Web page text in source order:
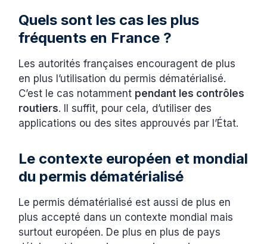
Quels sont les cas les plus
fréquents en France ?
Les autorités françaises encouragent de plus
en plus l’utilisation du permis dématérialisé.
C’est le cas notamment pendant les contrôles
routiers. Il suffit, pour cela, d’utiliser des
applications ou des sites approuvés par l’État.
Le contexte européen et mondial
du permis dématérialisé
Le permis dématérialisé est aussi de plus en
plus accepté dans un contexte mondial mais
surtout européen. De plus en plus de pays